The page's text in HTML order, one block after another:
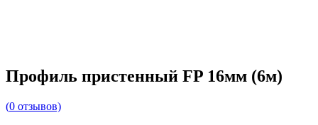
Профиль пристенный FP 16мм (6м)
(0 отзывов)